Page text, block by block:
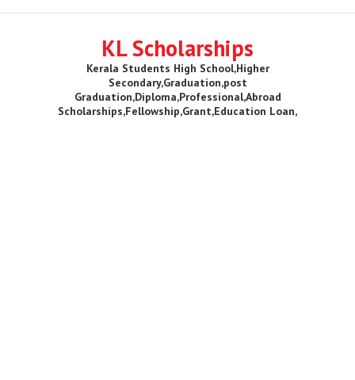
KL Scholarships
Kerala Students High School,Higher
Secondary,Graduation,post
Graduation,Diploma,Professional,Abroad
Scholarships,Fellowship,Grant,Education Loan,